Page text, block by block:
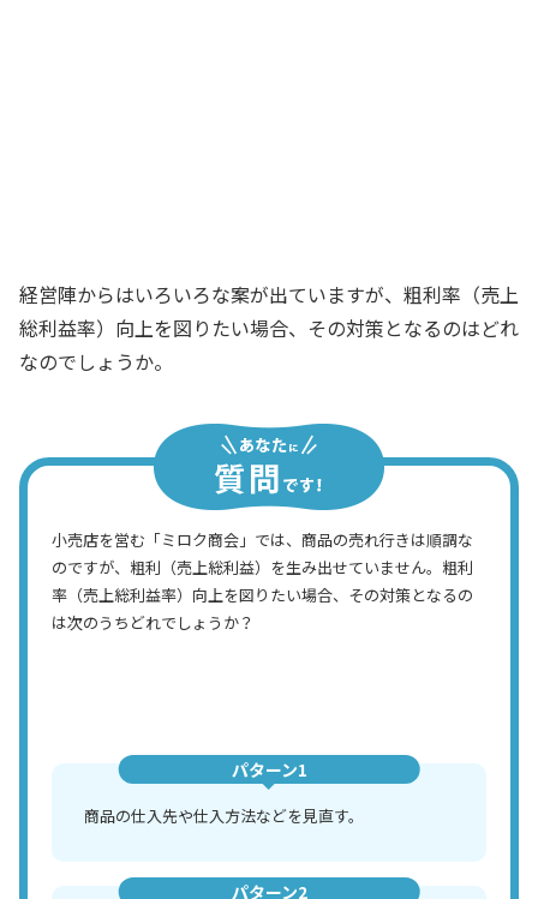
経営陣からはいろいろな案が出ていますが、粗利率（売上
総利益率）向上を図りたい場合、その対策となるのはどれ
なのでしょうか。
小売店を営む「ミロク商会」では、商品の売れ行きは順調な
のですが、粗利（売上総利益）を生み出せていません。粗利
率（売上総利益率）向上を図りたい場合、その対策となるの
は次のうちどれでしょうか？
パターン1
商品の仕入先や仕入方法などを見直す。
パターン2